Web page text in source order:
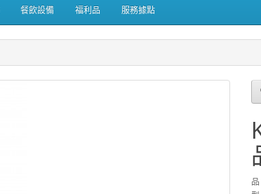
餐飲設備 福利品 服務據點